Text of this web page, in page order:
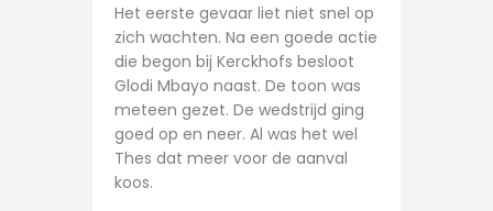
NIEUWS
DE CLUB
CONTACT
Het eerste gevaar liet niet snel op
zich wachten. Na een goede actie
die begon bij Kerckhofs besloot
Glodi Mbayo naast. De toon was
meteen gezet. De wedstrijd ging
goed op en neer. Al was het wel
Thes dat meer voor de aanval
koos.